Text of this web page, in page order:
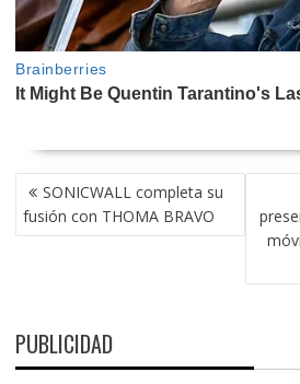
NAVEGACIÓN
DE
ENTRADAS
SONICWALL completa su
fusión con THOMA BRAVO
PUBLICIDAD